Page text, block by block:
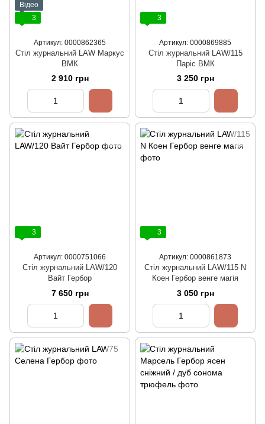
Відео
3
Артикул: 0000862365
Стіл журнальний LAW Маркус
ВМК
2 910 грн
3
Артикул: 0000869885
Стіл журнальний LAW/115
Паріс ВМК
3 250 грн
3
Артикул: 0000751066
Стіл журнальний LAW/120
Вайт Гербор
7 650 грн
3
Артикул: 0000861873
Стіл журнальний LAW/115 N
Коен Гербор венге магія
3 050 грн